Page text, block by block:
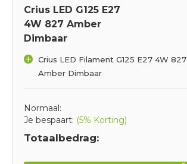
Crius LED G125 E27
4W 827 Amber
Dimbaar
Crius LED Filament G125 E27 4W 827
Amber Dimbaar
Normaal:
Je bespaart: (5% Korting)
Totaalbedrag: